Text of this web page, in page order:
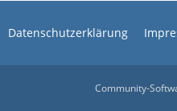
Datenschutzerklärung
Community-